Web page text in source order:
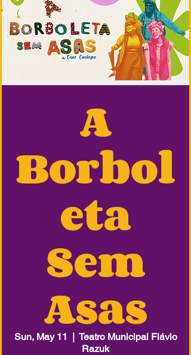
A
Borbol
eta
Sem
Asas
Sun, May 11
  |
Teatro Municipal Flávio
Razuk